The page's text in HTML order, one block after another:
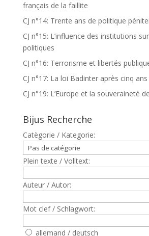
français de la faillite
CJ n°14: Trente ans de politique
CJ n°15: L’influence des institutions
politiques
CJ n°16: Terrorisme et libertés
CJ n°17: La loi Badinter après cinq ans
CJ n°19: L’Europe et la souveraineté
Bijus Recherche
Catègorie / Kategorie:
Plein texte / Volltext:
Auteur / Autor:
Mot clef / Schlagwort:
allemand / deutsch